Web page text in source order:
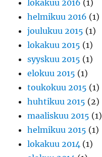
lokakuu 2016 (1)
helmikuu 2016 (1)
joulukuu 2015 (1)
lokakuu 2015 (1)
syyskuu 2015 (1)
elokuu 2015 (1)
toukokuu 2015 (1)
huhtikuu 2015 (2)
maaliskuu 2015 (1)
helmikuu 2015 (1)
lokakuu 2014 (1)